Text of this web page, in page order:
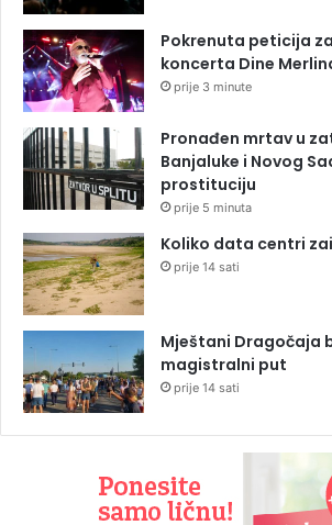
Pokrenuta peticija
koncerta Dine
prije 3 minute
Pronađen mrtav u
Banjaluke i Novog
prostituciju
prije 5 minuta
Koliko data centri
prije 14 sati
Mještani Dragočaja
magistralni put
prije 14 sati